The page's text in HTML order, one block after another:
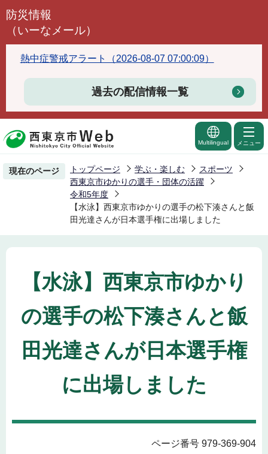
こ
頭
で
防災情報
（いーなメール）
熱中症警戒アラート（2026-08-07 07:00:09）
過去の配信情報一覧
Multilingual メニュー
現在のページ トップページ 学ぶ・楽しむ
スポーツ
西東京市ゆかりの選手・団体の活躍
令和5年度
【水泳】西東京市ゆかりの選手の松下湊さんと飯
田光達さんが日本選手権に出場しました
【水泳】西東京市ゆかり
の選手の松下湊さんと飯
田光達さんが日本選手権
に出場しました
ページ番号 979-369-904